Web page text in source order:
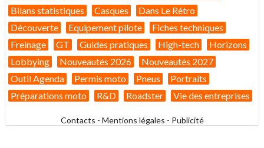
Bilans statistiques
Casques
Dans Le Rétro
Découverte
Equipement pilote
Fiches techniques
Freinage
GT Guides pratiques High-tech
Horizons
Lobbying
Nouveautés 2026
Nouveautés 2027
Outil Agenda
Permis moto Pneus
Portraits
Préparations moto
R&D Roadster Vie des entreprises
Contacts - Mentions légales - Publicité